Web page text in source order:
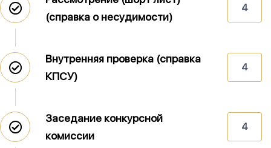
(справка о несудимости)
4
Внутренняя проверка (справка
КПСУ)
4
Заседание конкурсной
комиссии
4